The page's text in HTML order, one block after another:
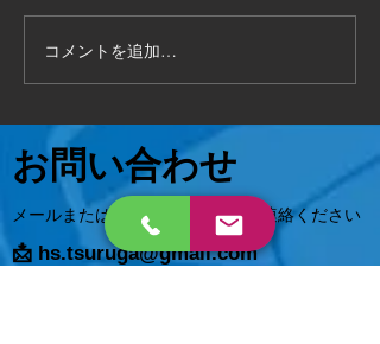
します 。
コメントを追加…
お問い合わせ
メールまたはお電話でお気軽にご連絡ください
📩 hs.tsuruga@gmail.com